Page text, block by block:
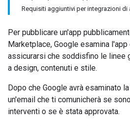
Requisiti aggiuntivi per integrazioni
Per pubblicare un'app
Marketplace, Google esamina
assicurarsi che soddisfino le linee
a design, contenuti e stile.
Dopo che Google avrà esaminato
un'email che ti comunicherà se
interventi o se è stata approvata.